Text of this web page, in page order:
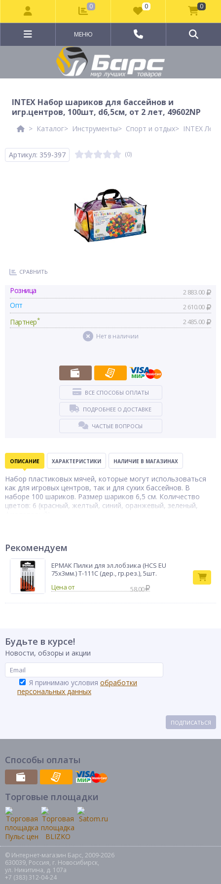
МЕНЮ
INTEX Набор шариков для бассейнов и
игр.центров, 100шт, d6,5см, от 2 лет, 49602NP
Каталог Инструменты Спорт и отдых INTEX
Артикул: 359-397 (0)
СРАВНИТЬ
Розница 2 883.00
Опт 2 610.00
Партнер* 2 485.00
Нет в наличии
ВСЕ СПОСОБЫ ОПЛАТЫ
ПОДРОБНЕЕ О ДОСТАВКЕ
ЧАСТЫЕ ВОПРОСЫ
ОПИСАНИЕ ХАРАКТЕРИСТИКИ НАЛИЧИЕ В МАГАЗИНАХ
Набор пластиковых мячей, которые могут использоваться
как для игровых центров, так и для сухих бассейнов. В
наборе 100 шариков. Размер шариков 6,5 см. Количество
цветов: 6 (красный, желтый, синий, оранжевый, зеленый,
Бренд
Рекомендуем
ЕРМАК Пилки для эл.лобзика (HCS EU
75х3мм.) T-111C (дер., гр.рез.), 5шт.
58.00
Будьте в курсе!
Новости, обзоры и акции
Я принимаю условия обработки
персональных данных
ПОДПИСАТЬСЯ
Способы оплаты
Торговые площадки
© Интернет-магазин Барс, 2009-2026
630039, Россия, г. Новосибирск,
ул. Никитина, д. 107а
+7 (383) 312-04-24
0 0 0